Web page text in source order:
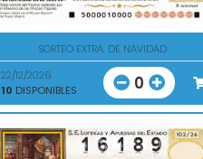
SORTEO EXTRA. DE NAVIDAD
22/12/2026
10 DISPONIBLES 0